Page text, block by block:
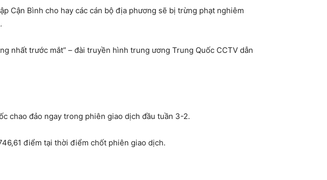
Cận Bình cho hay các cán bộ địa phương sẽ bị trừng phạt nghiêm
nhất trước mắt” – đài truyền hình trung ương Trung Quốc CCTV dẫn
chao đảo ngay trong phiên giao dịch đầu tuần 3-2.
điểm tại thời điểm chốt phiên giao dịch.